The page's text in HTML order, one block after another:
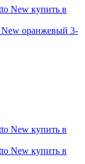
оранжевый 3-